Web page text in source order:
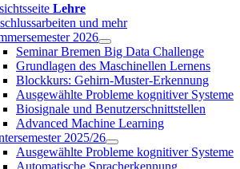
Lehre
und mehr
2026
Seminar Bremen Big Data Challenge
Grundlagen des Maschinellen Lernens
Blockkurs: Gehirn-Muster-Erkennung
Ausgewählte Probleme kognitiver Systeme
Biosignale und Benutzerschnittstellen
Advanced Machine Learning
2025/26
Ausgewählte Probleme kognitiver Systeme
Automatische Spracherkennung